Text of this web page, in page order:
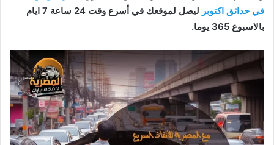
في حدائق اكتوبر
ليصل لموقعك في أسرع وقت 24 ساعة 7 ايام
بالاسبوع 365 يوما.